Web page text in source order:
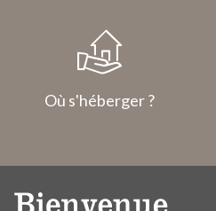
Où s'héberger ?